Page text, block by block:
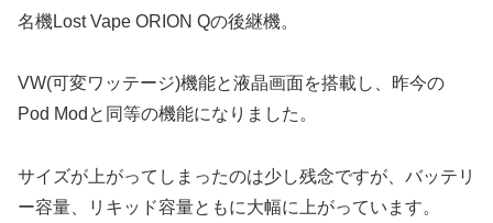
名機Lost Vape ORION Qの後継機。
VW(可変ワッテージ)機能と液晶画面を搭載し、昨今の
Pod Modと同等の機能になりました。
サイズが上がってしまったのは少し残念ですが、バッテリ
ー容量、リキッド容量ともに大幅に上がっています。